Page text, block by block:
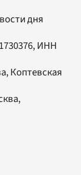
дня
ИНН
Коптевская
,